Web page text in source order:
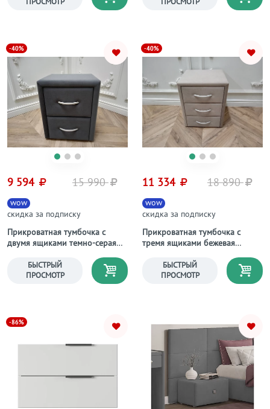
-40%
Прикроватная тумбочка с
двумя ящиками темно-серая
wow
скидка за подписку
9 594 15 990
БЫСТРЫЙ
ПРОСМОТР
-40%
Прикроватная тумбочка с
тремя ящиками бежевая
wow
скидка за подписку
11 334 18 890
БЫСТРЫЙ
ПРОСМОТР
-86%